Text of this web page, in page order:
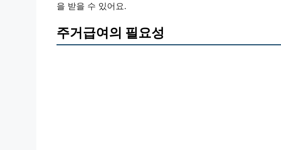
을 받을 수 있어요.
주거급여의 필요성